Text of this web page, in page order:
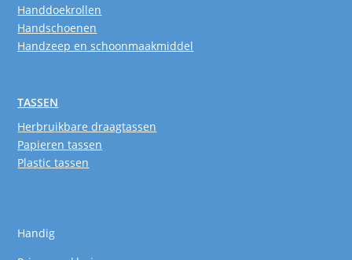
Handdoekrollen
Handschoenen
Handzeep en schoonmaakmiddel
TASSEN
Herbruikbare draagtassen
Papieren tassen
Plastic tassen
Handig